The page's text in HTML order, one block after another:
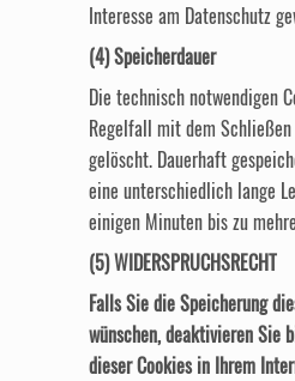
Interesse am Datenschutz
(4) Speicherdauer
Die technisch notwendigen
Regelfall mit dem Schließen
gelöscht. Dauerhaft
eine unterschiedlich lange
einigen Minuten bis zu
(5) WIDERSPRUCHSRECHT
Falls Sie die Speicherung
wünschen, deaktivieren Sie
dieser Cookies in Ihrem